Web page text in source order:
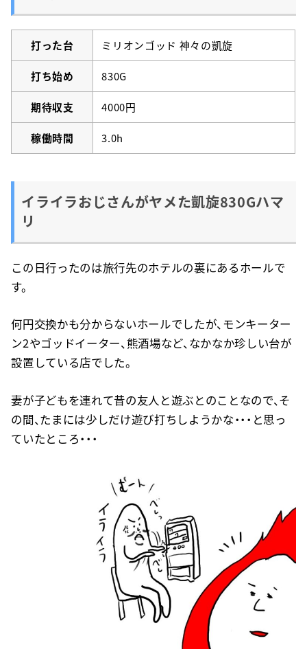
打った台 ミリオンゴッド 神々の凱旋
打ち始め 830G
期待収支 4000円
稼働時間 3.0h
イライラおじさんがヤメた凱旋830Gハマ
リ
この日行ったのは旅行先のホテルの裏にあるホールで
す。
何円交換かも分からないホールでしたが、モンキーター
ン2やゴッドイーター、熊酒場など、なかなか珍しい台が
設置している店でした。
妻が子どもを連れて昔の友人と遊ぶとのことなので、そ
の間、たまには少しだけ遊び打ちしようかな・・・と思っ
ていたところ・・・